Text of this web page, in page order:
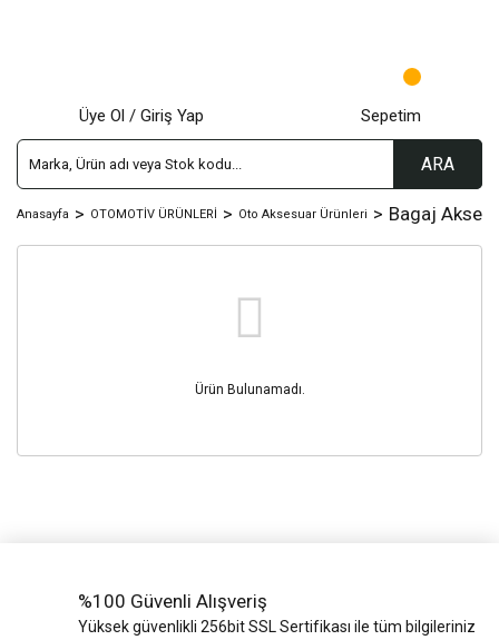
ARA
Üye Ol / Giriş Yap Sepetim
Anasayfa OTOMOTİV ÜRÜNLERİ Oto Aksesuar Ürünleri Bagaj
Ürün Bulunamadı.
%100 Güvenli Alışveriş
Yüksek güvenlikli 256bit SSL Sertifikası ile tüm bilgileriniz